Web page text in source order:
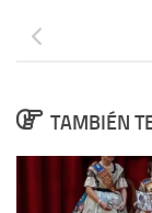
TAMBIÉN